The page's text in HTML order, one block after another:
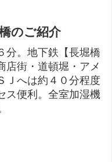
のご紹介
分。地下鉄【長堀橋
店街・道頓堀・アメ
Ｊへは約４０分程度
ス便利。全室加湿機